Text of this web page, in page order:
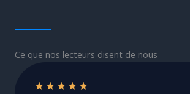
Ce que nos lecteurs disent de nous
★★★★★